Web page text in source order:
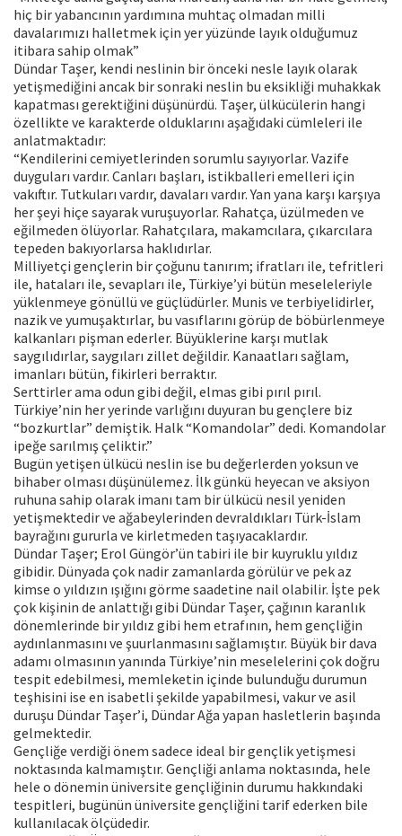
hiç bir yabancının yardımına muhtaç olmadan milli
davalarımızı halletmek için yer yüzünde layık olduğumuz
itibara sahip olmak”
Dündar Taşer, kendi neslinin bir önceki nesle layık olarak
yetişmediğini ancak bir sonraki neslin bu eksikliği muhakkak
kapatması gerektiğini düşünürdü. Taşer, ülkücülerin hangi
özellikte ve karakterde olduklarını aşağıdaki cümleleri ile
anlatmaktadır:
“Kendilerini cemiyetlerinden sorumlu sayıyorlar. Vazife
duyguları vardır. Canları başları, istikballeri emelleri için
vakıftır. Tutkuları vardır, davaları vardır. Yan yana karşı karşıya
her şeyi hiçe sayarak vuruşuyorlar. Rahatça, üzülmeden ve
eğilmeden ölüyorlar. Rahatçılara, makamcılara, çıkarcılara
tepeden bakıyorlarsa haklıdırlar.
Milliyetçi gençlerin bir çoğunu tanırım; ifratları ile, tefritleri
ile, hataları ile, sevapları ile, Türkiye’yi bütün meseleleriyle
yüklenmeye gönüllü ve güçlüdürler. Munis ve terbiyelidirler,
nazik ve yumuşaktırlar, bu vasıflarını görüp de böbürlenmeye
kalkanları pişman ederler. Büyüklerine karşı mutlak
saygılıdırlar, saygıları zillet değildir. Kanaatları sağlam,
imanları bütün, fikirleri berraktır.
Serttirler ama odun gibi değil, elmas gibi pırıl pırıl.
Türkiye’nin her yerinde varlığını duyuran bu gençlere biz
“bozkurtlar” demiştik. Halk “Komandolar” dedi. Komandolar
ipeğe sarılmış çeliktir.”
Bugün yetişen ülkücü neslin ise bu değerlerden yoksun ve
bihaber olması düşünülemez. İlk günkü heyecan ve aksiyon
ruhuna sahip olarak imanı tam bir ülkücü nesil yeniden
yetişmektedir ve ağabeylerinden devraldıkları Türk-İslam
bayrağını gururla ve kirletmeden taşıyacaklardır.
Dündar Taşer; Erol Güngör’ün tabiri ile bir kuyruklu yıldız
gibidir. Dünyada çok nadir zamanlarda görülür ve pek az
kimse o yıldızın ışığını görme saadetine nail olabilir. İşte pek
çok kişinin de anlattığı gibi Dündar Taşer, çağının karanlık
dönemlerinde bir yıldız gibi hem etrafının, hem gençliğin
aydınlanmasını ve şuurlanmasını sağlamıştır. Büyük bir dava
adamı olmasının yanında Türkiye’nin meselelerini çok doğru
tespit edebilmesi, memleketin içinde bulunduğu durumun
teşhisini ise en isabetli şekilde yapabilmesi, vakur ve asil
duruşu Dündar Taşer’i, Dündar Ağa yapan hasletlerin başında
gelmektedir.
Gençliğe verdiği önem sadece ideal bir gençlik yetişmesi
noktasında kalmamıştır. Gençliği anlama noktasında, hele
hele o dönemin üniversite gençliğinin durumu hakkındaki
tespitleri, bugünün üniversite gençliğini tarif ederken bile
kullanılacak ölçüdedir.